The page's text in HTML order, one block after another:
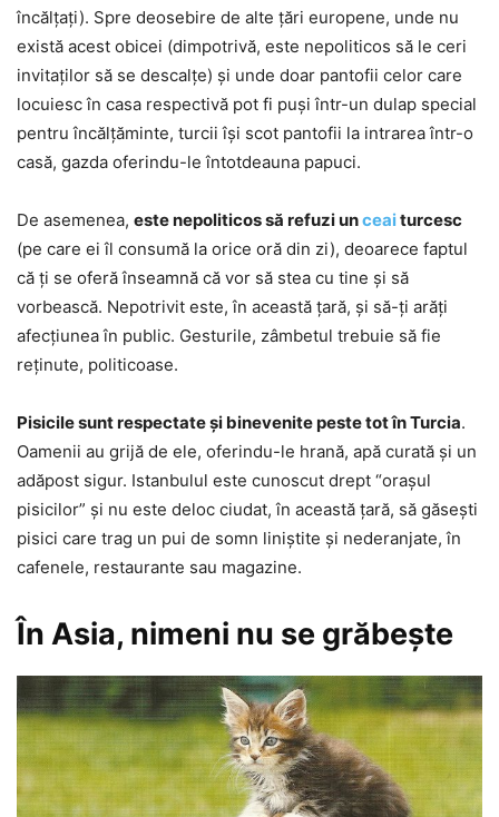
încălţaţi). Spre deosebire de alte țări europene, unde nu
există acest obicei (dimpotrivă, este nepoliticos să le ceri
invitaţilor să se descalţe) şi unde doar pantofii celor care
locuiesc în casa respectivă pot fi puşi într-un dulap special
pentru încălțăminte, turcii își scot pantofii la intrarea într-o
casă, gazda oferindu-le întotdeauna papuci.
De asemenea, este nepoliticos să refuzi unceaiturcesc
(pe care ei îl consumă la orice oră din zi), deoarece faptul
că ți se oferă înseamnă că vor să stea cu tine și să
vorbească. Nepotrivit este, în această ţară, şi să-ţi arăţi
afecţiunea în public. Gesturile, zâmbetul trebuie să fie
reţinute, politicoase.
Pisicile sunt respectate și binevenite peste tot în Turcia.
Oamenii au grijă de ele, oferindu-le hrană, apă curată și un
adăpost sigur. Istanbulul este cunoscut drept “orașul
pisicilor” şi nu este deloc ciudat, în această ţară, să găsești
pisici care trag un pui de somn liniştite şi nederanjate, în
cafenele, restaurante sau magazine.
În Asia, nimeni nu se grăbește